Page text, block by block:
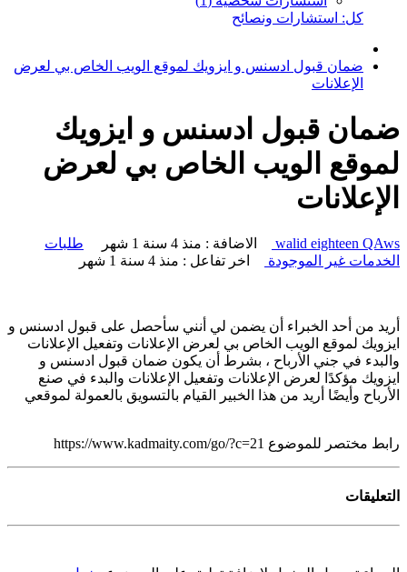
كل: استشارات ونصائح
ضمان قبول ادسنس و ايزويك لموقع الويب الخاص بي لعرض
الإعلانات
ضمان قبول ادسنس و ايزويك
لموقع الويب الخاص بي لعرض
الإعلانات
walid eighteen QAws الاضافة : منذ 4 سنة 1 شهر
طلبات
الخدمات غير الموجودة
اخر تفاعل : منذ 4 سنة 1 شهر
أريد من أحد الخبراء أن يضمن لي أنني سأحصل على قبول ادسنس و
ايزويك لموقع الويب الخاص بي لعرض الإعلانات وتفعيل الإعلانات
والبدء في جني الأرباح ، بشرط أن يكون ضمان قبول ادسنس و
ايزويك مؤكدًا لعرض الإعلانات وتفعيل الإعلانات والبدء في صنع
الأرباح وأيضًا أريد من هذا الخبير القيام بالتسويق بالعمولة لموقعي
رابط مختصر للموضوع https://www.kadmaity.com/go/?c=21
التعليقات